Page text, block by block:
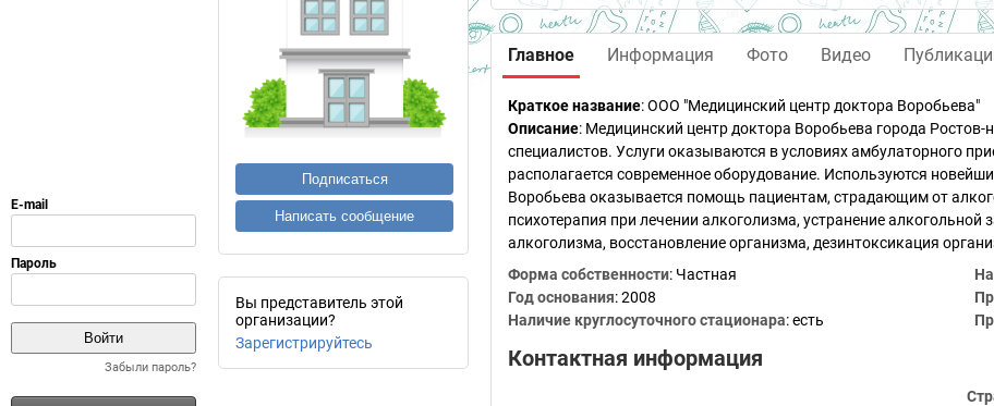
Забыли пароль?
Подписаться
Написать сообщение
Вы представитель этой
организации?
Зарегистрируйтесь
Главное Информация Фото Видео
Краткое название:ООО "Медицинский центр доктора Воробьева"
Описание: Медицинский центр доктора Воробьева города
специалистов. Услуги оказываются в условиях амбулаторного
располагается современное оборудование. Используются
Воробьева оказывается помощь пациентам, страдающим от
психотерапия при лечении алкоголизма, устранение алкогольной
алкоголизма, восстановление организма, дезинтоксикация
Форма собственности: Частная
Год основания:2008
Наличие круглосуточного стационара: есть
Контактная информация